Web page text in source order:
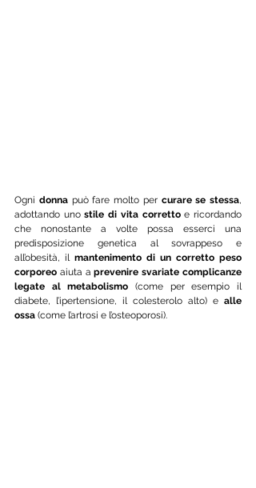
Ogni donna può fare molto per curare se stessa,
adottando uno stile di vita corretto e ricordando
che nonostante a volte possa esserci una
predisposizione genetica al sovrappeso e
all’obesità, il mantenimento di un corretto peso
corporeo aiuta a prevenire svariate complicanze
legate al metabolismo (come per esempio il
diabete, l’ipertensione, il colesterolo alto) e alle
ossa (come l’artrosi e l’osteoporosi).